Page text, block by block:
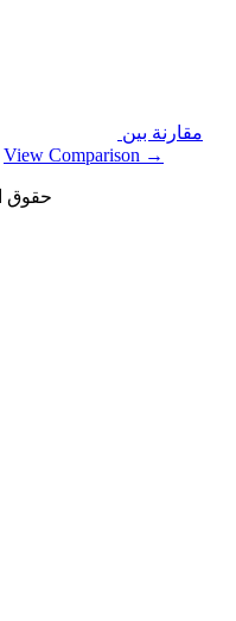
مقارنة بين
View Comparison →